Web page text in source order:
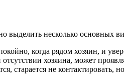
выделить несколько основных
когда рядом хозяин, и
хозяина, может
старается не контактировать,